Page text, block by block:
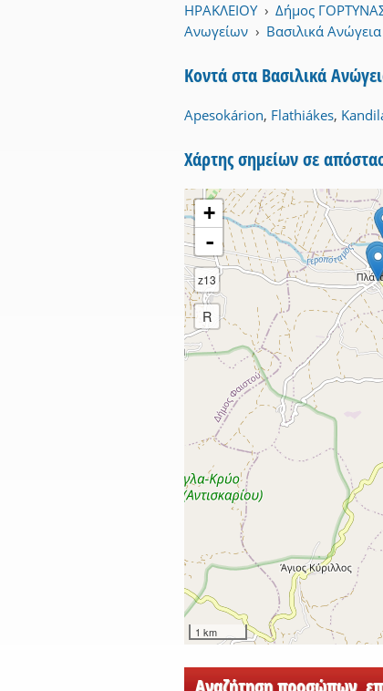
ΗΡΑΚΛΕΙΟΥ › Δήμος
Ανωγείων › Βασιλικά Ανώγεια
Κοντά στα Βασιλικά
Apesokárion, Flathiákes,
Χάρτης σημείων σε
+
-
z13
R
1 km